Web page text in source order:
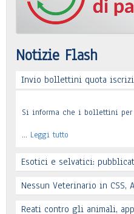
Notizie Flash
Invio bollettini quota
Si informa che i bollettini per
… Leggi tutto
Esotici e selvatici:
Nessun Veterinario in CSS,
Reati contro gli animali,